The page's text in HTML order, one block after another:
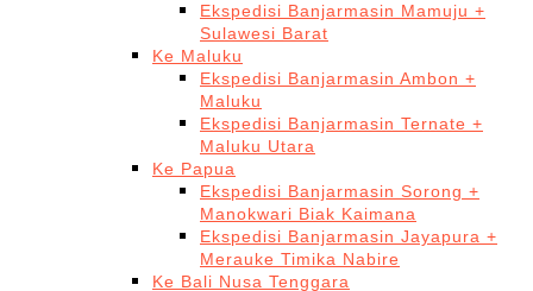
Ekspedisi Banjarmasin Mamuju +
Sulawesi Barat
Ke Maluku
Ekspedisi Banjarmasin Ambon +
Maluku
Ekspedisi Banjarmasin Ternate +
Maluku Utara
Ke Papua
Ekspedisi Banjarmasin Sorong +
Manokwari Biak Kaimana
Ekspedisi Banjarmasin Jayapura +
Merauke Timika Nabire
Ke Bali Nusa Tenggara